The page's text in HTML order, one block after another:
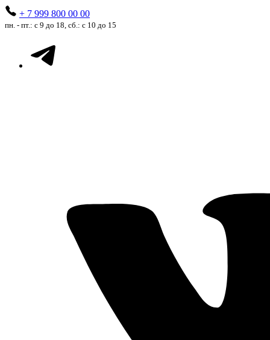
+ 7 999 800 00 00
пн. - пт.: с 9 до 18, сб.: с 10 до 15